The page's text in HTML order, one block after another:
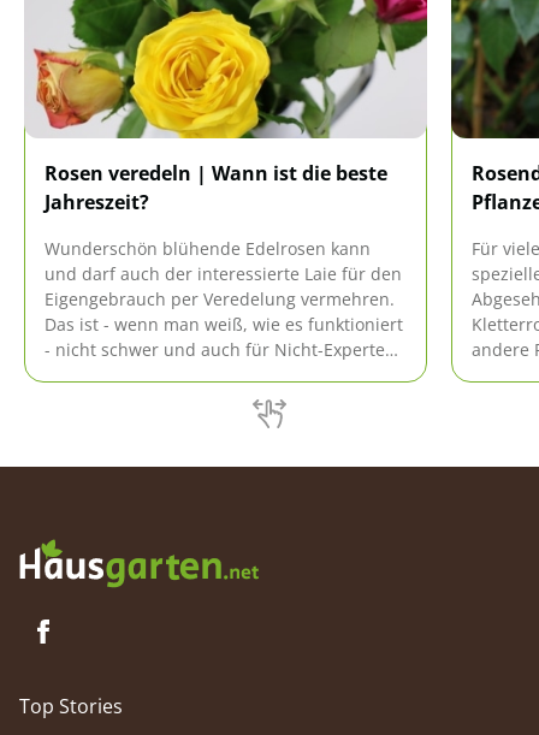
Rosen veredeln | Wann ist die beste
Jahreszeit?
Wunderschön blühende Edelrosen kann
und darf auch der interessierte Laie für den
Eigengebrauch per Veredelung vermehren.
Das ist - wenn man weiß, wie es funktioniert
- nicht schwer und auch für Nicht-Experten
Ihnen, worauf Sie achten müssen.
Für
andere
Top Stories